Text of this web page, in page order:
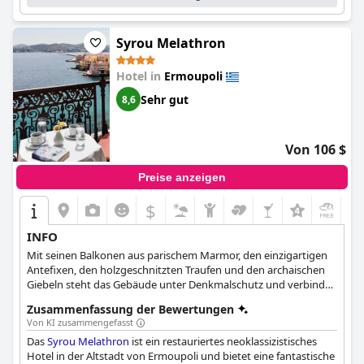
Syrou Melathron
Hotel in Ermoupoli
8,6 Sehr gut
Von 106 $
Preise anzeigen
$
INFO
Mit seinen Balkonen aus parischem Marmor, den einzigartigen
Antefixen, den holzgeschnitzten Traufen und den archaischen
Giebeln steht das Gebäude unter Denkmalschutz und verbindet
modernen Hotels.
Zusammenfassung der Bewertungen
Von KI zusammengefasst
DasSyrou Melathron ist ein restauriertes neoklassizistisches
Hotel in der Altstadt von Ermoupoli und bietet eine fantastische